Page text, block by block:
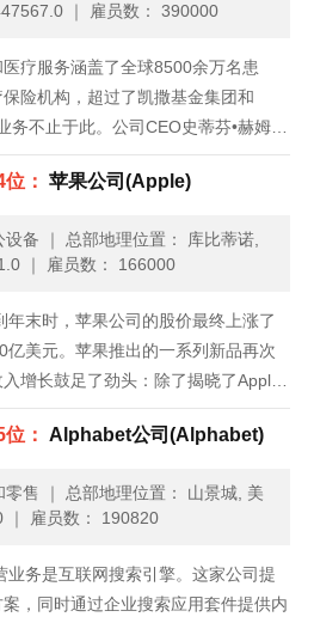
｜ 雇员数： 390000
疗服务涵盖了全球8500余万名患
险机构，超过了凯撒基金集团和
不止于此。公司CEO史蒂芬•赫姆斯
了重金，这个部门包括药品福利管理
对于总部位于明尼苏达州的联合健康
： 苹果公司(Apple)
设备 ｜ 总部地理位置： 库比蒂诺,
｜ 雇员数： 166000
末时，苹果公司的股价最终上涨了
美元。苹果推出的一系列新品再次
增长鼓足了劲头：除了揭晓了Apple
品类别，苹果还发布了iPhone 6，上
万部。......
： Alphabet公司(Alphabet)
零售 ｜ 总部地理位置： 山景城, 美
｜ 雇员数： 190820
务是互联网搜索引擎。这家公司提
，同时通过企业搜索应用套件提供内